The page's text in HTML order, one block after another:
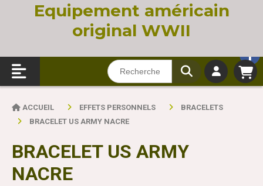
Equipement américain
original WWII
ACCUEIL EFFETS PERSONNELS
BRACELETS
BRACELET US ARMY NACRE
BRACELET US ARMY
NACRE